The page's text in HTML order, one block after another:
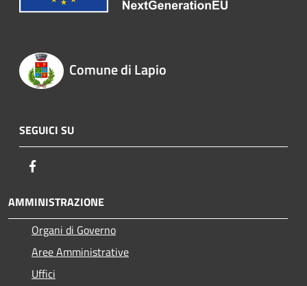
Comune di Lapio
SEGUICI SU
AMMINISTRAZIONE
Organi di Governo
Aree Amministrative
Uffici